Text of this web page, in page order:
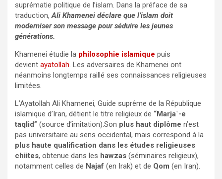
suprématie politique de l’islam. Dans la préface de sa
traduction, Ali Khamenei déclare que l’islam doit
moderniser son message pour séduire les jeunes
générations.
Khamenei étudie la philosophie islamique puis
devient ayatollah. Les adversaires de Khamenei ont
néanmoins longtemps raillé ses connaissances religieuses
limitées.
L’Ayatollah Ali Khamenei, Guide suprême de la République
islamique d’Iran, détient le titre religieux de “Marjaʿ-e
taqlid” (source d’imitation).Son plus haut diplôme n’est
pas universitaire au sens occidental, mais correspond à la
plus haute qualification dans les études religieuses
chiites, obtenue dans les hawzas (séminaires religieux),
notamment celles de Najaf (en Irak) et de Qom (en Iran).